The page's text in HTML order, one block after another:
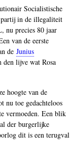
Socialistische
partij in de illegaliteit
nu precies 80 jaar
van de eerste
de Junius
den lijve wat Rosa
hoogte van de
nu toe gedachteloos
vermoeden. Een blik
der burgerlijke
dit is een terugval